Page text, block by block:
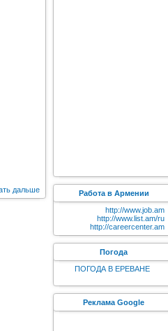
дальше
Работа в Армении
http://www.job.am
http://www.list.am/ru
http://careercenter.am
Погода
ПОГОДА В ЕРЕВАНЕ
Реклама Google